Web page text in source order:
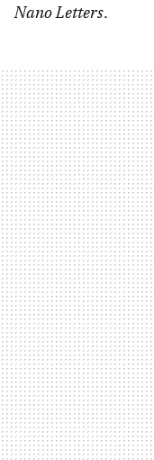
Nano Letters.